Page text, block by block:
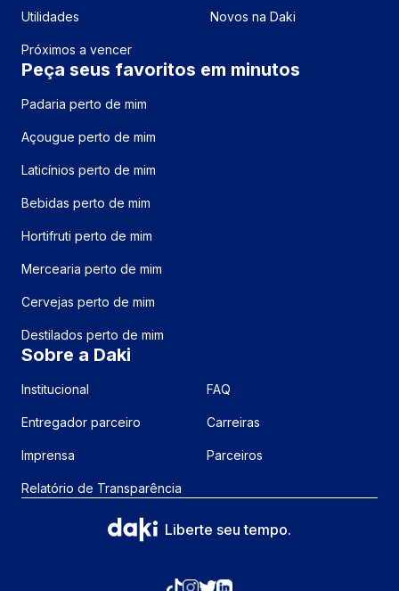
Utilidades Novos na Daki
Próximos a vencer
Peça seus favoritos em minutos
Padaria perto de mim
Açougue perto de mim
Laticínios perto de mim
Bebidas perto de mim
Hortifruti perto de mim
Mercearia perto de mim
Cervejas perto de mim
Destilados perto de mim
Sobre a Daki
Institucional FAQ
Entregador parceiro Carreiras
Imprensa Parceiros
Relatório de Transparência
Liberte seu tempo.